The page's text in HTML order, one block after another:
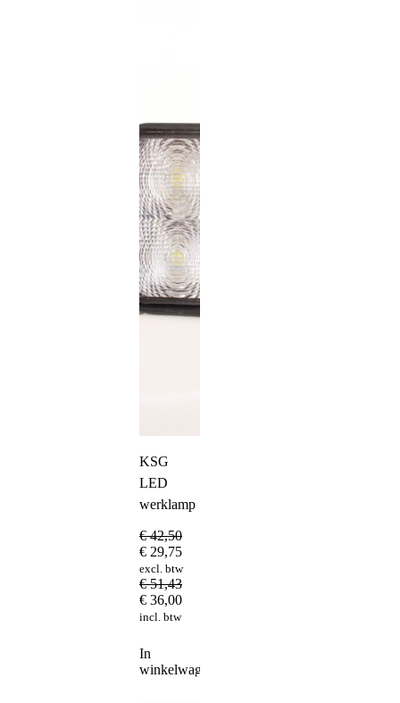
KSG
LED
werklamp
€42,50
€ 29,75
excl. btw
€51,43
€ 36,00
incl. btw
In
winkelwagen